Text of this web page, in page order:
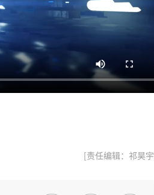
[责任编辑：祁昊宇]